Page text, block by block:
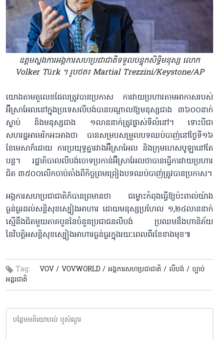
ឧត្តមស្នងការអង្គការសហប្រជាជាតិទទួលបន្ទុកសិទ្ធិមនុស្ស លោក
Volker Türk ។ រូបថត៖ Martial Trezzini/Keystone/AP
យោងតាមតួលេខដែលត្រូវបានប្រកាស ការវាយប្រហារតាមអាកាសរបស់
អ៊ីស្រាអែលនៅក្នុងប្រទេសលីបង់បានបណ្តាល​ឱ្យមនុស្សជាង ៣៦០០នាក់
ស្លាប់ និងមនុស្សជាង ១លាននាក់ត្រូវ​ផ្លាស់ទីលំនៅ។ ទោះបីជា
សហរដ្ឋអាមេរិកអះអាងថា បានសម្របសម្រួលបទឈប់បាញ់នៅថ្ងៃទី១៦
ខែមេសាក៏ដោយ ការប្រយុទ្ធគ្នារវាងអ៊ីស្រាអែល និងក្រុមហេសបូឡានៅតែ
បន្ត។ រដ្ឋាភិបាលលីបង់ចោទប្រកាន់អ៊ីស្រាអែលថាបានធ្វើការវាយប្រហារ
ជិត ៣៥០០លើកចាប់តាំងពីកិច្ចព្រមព្រៀងបទឈប់បាញ់ត្រូវបានប្រកាស។​
អង្គការសហប្រជាជាតិក៏បានព្រមានថា ជម្លោះកំពុងធ្វើឱ្យប៉ះពាល់យ៉ាង
ធ្ងន់ធ្ងរដល់សន្តិសុខស្បៀងអាហារ ដោយមនុស្សប្រហែល ១,២៤លាននាក់
ស្មើ​នឹងជិតមួយភាគបួននៃចំនួនប្រជាជនលីបង់ ប្រឈមនឹងហានិភ័យ
នៃវិបត្តិអសន្តិសុខស្បៀងអាហារធ្ងន់ធ្ងរក្នុងរយៈពេលពីរខែខាងមុខ៕​
Tag: VOV / VOVWORLD / អង្គការសហប្រជាជាតិ / លីបង់ / ច្បាប់
អន្តរជាតិ